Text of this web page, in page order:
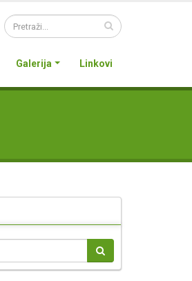
Galerija Linkovi